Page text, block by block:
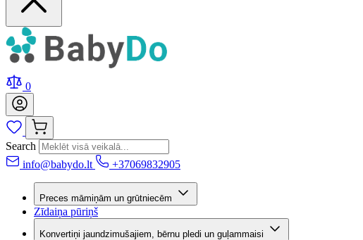
0
Search
info@babydo.lt
+37069832905
Preces māmiņām un grūtniecēm
Zīdaiņa pūriņš
Konvertiņi jaundzimušajiem, bērnu pledi un guļammaisi